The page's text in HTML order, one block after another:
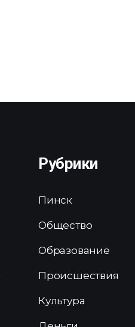
Рубрики
Пинск
Общество
Образование
Происшествия
Культура